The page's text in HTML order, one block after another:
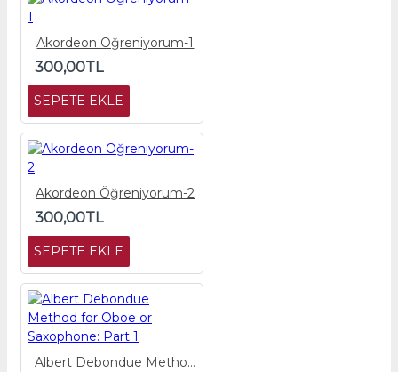
Akordeon Öğreniyorum-1
300,00TL
SEPETE EKLE
Akordeon Öğreniyorum-2
300,00TL
SEPETE EKLE
Albert Debondue Method for Oboe or Saxophone: Part 1